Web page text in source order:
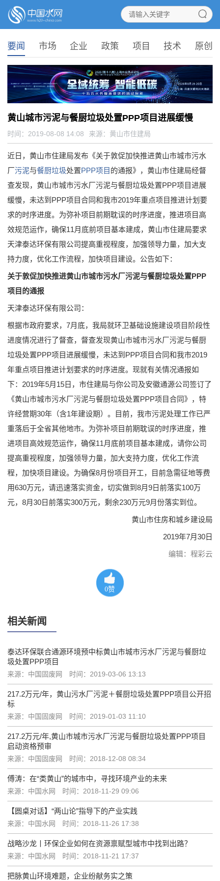
要闻 市场 企业 政策 项目 技术 原创
黄山城市污泥与餐厨垃圾处置PPP项目进展缓慢
时间：2019-08-08 14:08 来源： 黄山市住建局
近日，黄山市住建局发布《关于敦促加快推进黄山市城市污水
厂污泥与餐厨垃圾处置PPP项目 的通报》，黄山市住建局经督
查发现，黄山市城市污水厂污泥与餐厨垃圾处置PPP项目进展
缓慢，未达到PPP项目合同和我市2019年重点项目推进计划要
求的时序进度。为弥补项目前期耽误的时序进度，推进项目高
效规范运作，确保11月底前项目基本建成，黄山市住建局要求
天津泰达环保有限公司提高重视程度，加强领导力量，加大支
持力度，优化工作流程，加快项目建设。公告如下：
关于敦促加快推进黄山市城市污水厂污泥与餐厨垃圾处置PPP
项目的通报
天津泰达环保有限公司：
根据市政府要求，7月底，我局就环卫基础设施建设项目阶段性
进度情况进行了督查，督查发现黄山市城市污水厂污泥与餐厨
垃圾处置PPP项目进展缓慢，未达到PPP项目合同和我市2019
年重点项目推进计划要求的时序进度。现就有关情况通报如
下：2019年5月15日，市住建局与你公司及安徽通源公司签订了
《黄山市城市污水厂污泥与餐厨垃圾处置PPP项目合同》，特
许经营期30年（含1年建设期）。目前，我市污泥处理工作已严
重落后于全省其他地市。为弥补项目前期耽误的时序进度，推
进项目高效规范运作，确保11月底前项目基本建成，请你公司
提高重视程度，加强领导力量，加大支持力度，优化工作流
程，加快项目建设。为确保8月份项目开工，目前急需征地等费
用630万元，请迅速落实资金，切实做到8月9日前落实100万
元，8月30日前落实300万元，剩余230万元9月份落实到位。
黄山市住房和城乡建设局
2019年7月30日
编辑：程彩云
0赞
相关新闻
泰达环保联合通源环境预中标黄山市城市污水厂污泥与餐厨垃
圾处置PPP项目
来源：中国固废网 时间：2019-03-06 13:13
217.2万元/年，黄山污水厂污泥＋餐厨垃圾处置PPP项目公开招
标
来源：中国固废网 时间：2019-01-03 11:10
217.2万元/年,黄山市城市污水厂污泥与餐厨垃圾处置PPP项目
启动资格预审
来源：中国固废网 时间：2018-12-08 08:34
傅涛：在“类黄山”的城市中，寻找环境产业的未来
来源：中国水网 时间：2018-11-29 09:06
【圆桌对话】“两山论”指导下的产业实践
来源：中国水网 时间：2018-11-26 17:38
战略沙龙丨环保企业如何在资源禀赋型城市中找到出路？
来源：中国水网 时间：2018-11-21 17:37
把脉黄山环境难题，企业纷献务实之策